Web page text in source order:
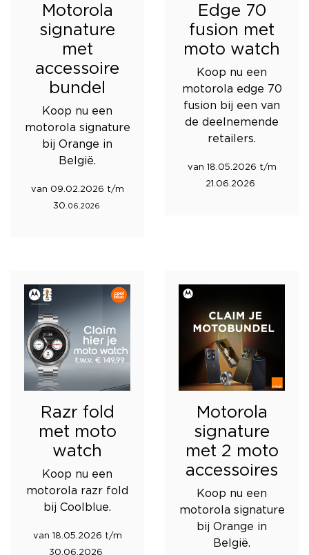
Motorola
signature
met
accessoire
bundel
Koop nu een
motorola signature
bij Orange in
België.
van 09.02.2026 t/m
30 .06.2026
Edge 70
fusion met
moto watch
Koop nu een
motorola edge 70
fusion bij een van
de deelnemende
retailers.
van 18.05.2026 t/m
21.06.2026
Razr fold
met moto
watch
Koop nu een
motorola razr fold
bij Coolblue.
van 18.05.2026 t/m
30.06.2026
Motorola
signature
met 2 moto
accessoires
Koop nu een
motorola signature
bij Orange in
België.